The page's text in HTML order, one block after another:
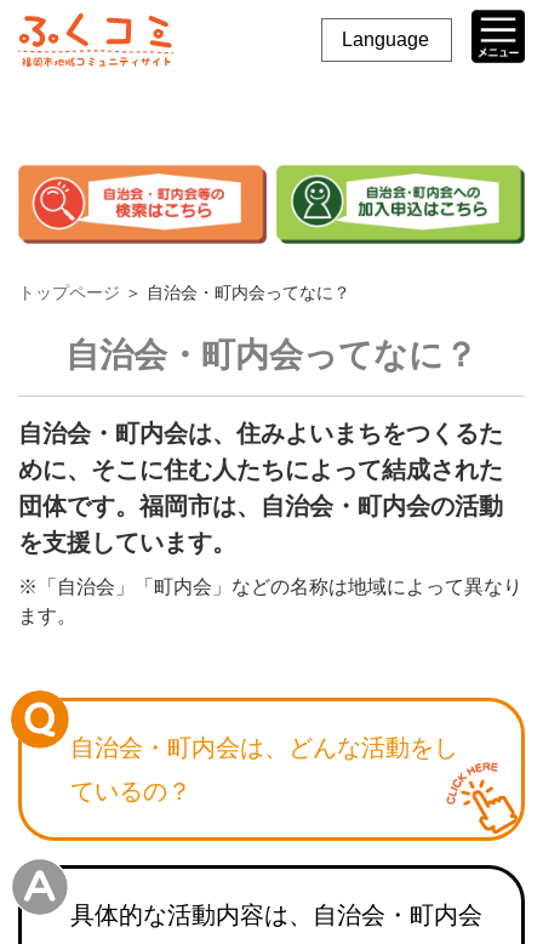
Language
トップページ ＞ 自治会・町内会ってなに？
自治会・町内会ってなに？
自治会・町内会は、住みよいまちをつくるた
めに、 そこに住む人たちによって結成された
団体です。福岡市は、自治会・町内会の活動
を支援しています。
※「自治会」「町内会」などの名称は地域によって異なり
ます。
自治会・町内会は、
どんな活動をし
ているの？
具体的な活動内容は、自治会・町内会